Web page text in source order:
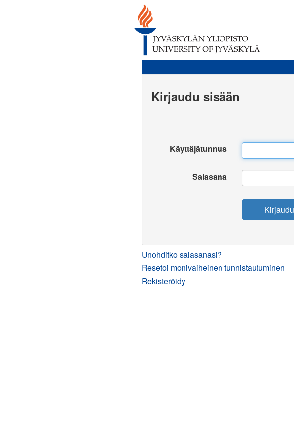
Kirjaudu sisään
Käyttäjätunnus
Salasana
Kirjaudu
Unohditko salasanasi?
Resetoi monivaiheinen tunnistautuminen
Rekisteröidy